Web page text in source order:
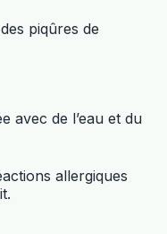
piqûres de
avec de l’eau et du
allergiques